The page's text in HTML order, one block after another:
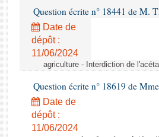
Question écrite n° 18441 de M.
Date de
dépôt :
11/06/2024
agriculture - Interdiction de
Question écrite n° 18619 de
Date de
dépôt :
11/06/2024